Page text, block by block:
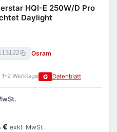
HQI-E 250W/D Pro
Daylight
Osram
Werktage G Datenblatt
€ exkl. MwSt.